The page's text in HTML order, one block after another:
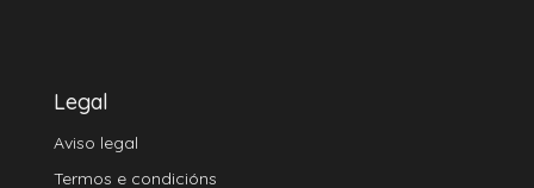
Legal
Aviso legal
Termos e condicións